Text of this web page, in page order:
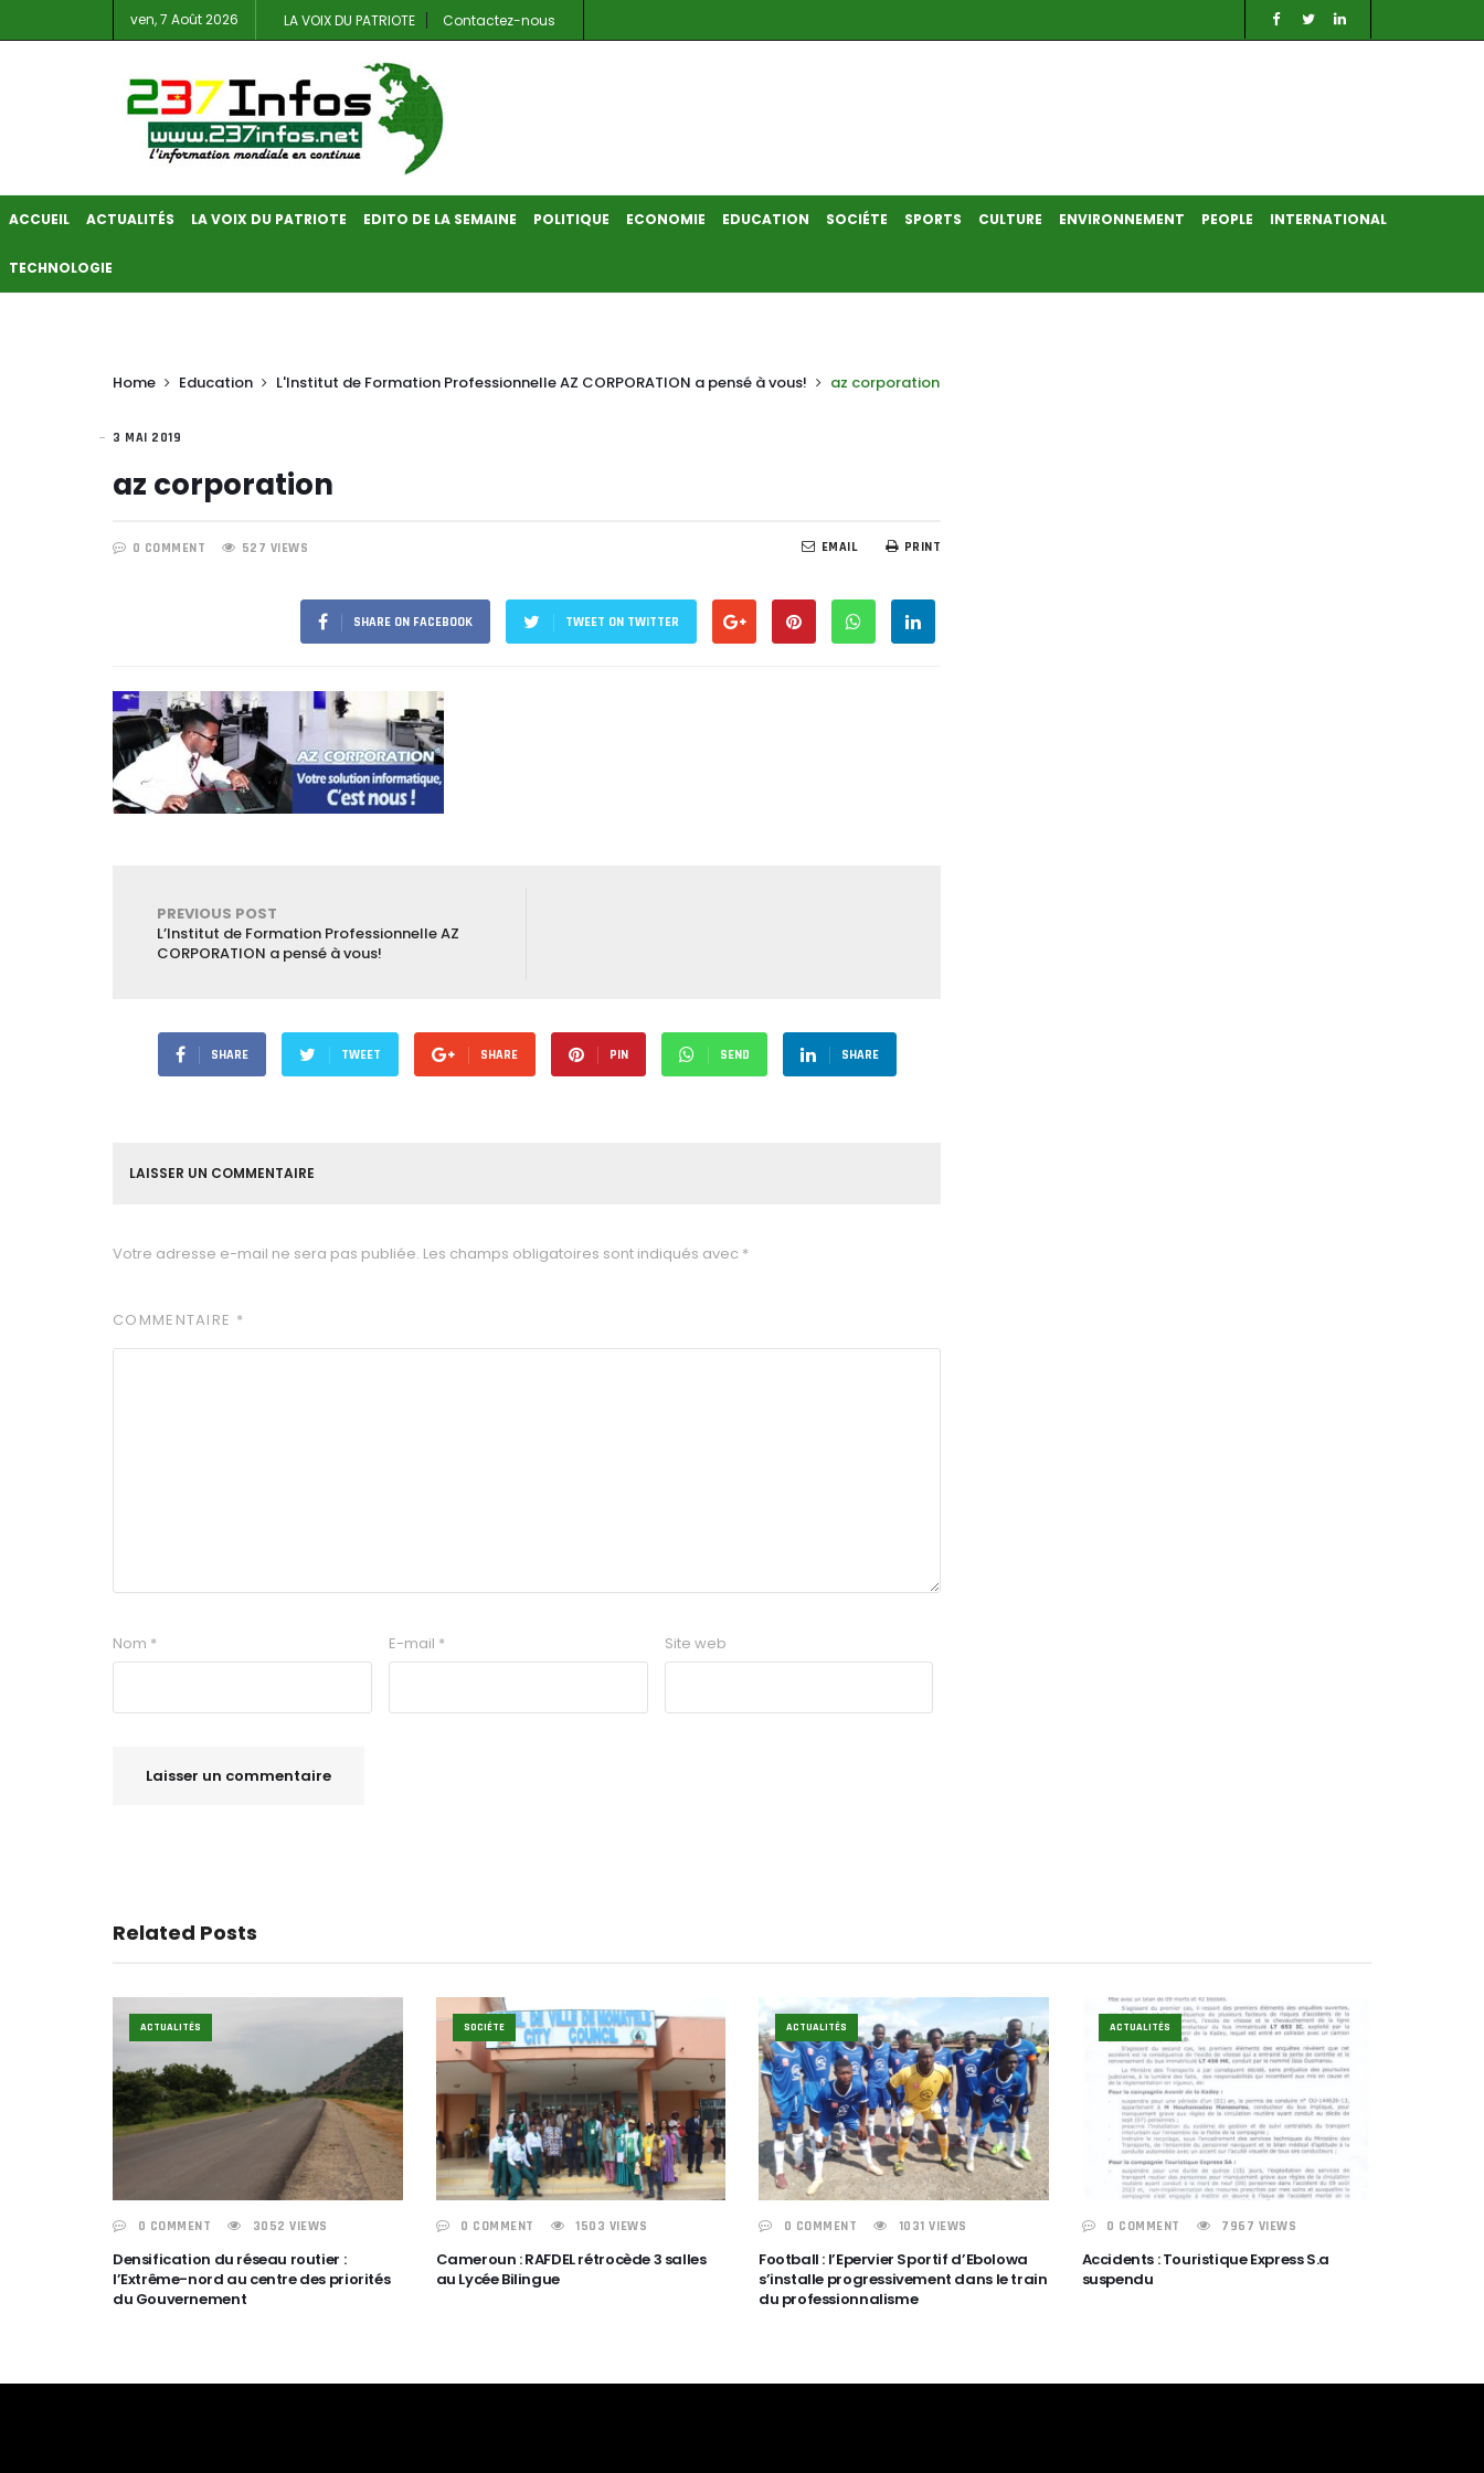
ven, 7 Août 2026 LA VOIX DU PATRIOTE Contactez-nous
ACCUEIL ACTUALITÉS LA VOIX DU PATRIOTE EDITO DE LA SEMAINE POLITIQUE ECONOMIE EDUCATION SOCIÉTE SPORTS CULTURE ENVIRONNEMENT PEOPLE INTERNATIONAL
TECHNOLOGIE
Home Education L'Institut de Formation Professionnelle AZ CORPORATION a pensé à vous! az corporation
3 MAI 2019
az corporation
0 COMMENT 527 VIEWS PRINT
EMAIL
SHARE ON FACEBOOK TWEET ON TWITTER
PREVIOUS POST
L’Institut de Formation Professionnelle AZ
CORPORATION a pensé à vous!
SHARE TWEET SHARE PIN SEND SHARE
LAISSER UN COMMENTAIRE
Votre adresse e-mail ne sera pas publiée. Les champs obligatoires sont indiqués avec *
COMMENTAIRE *
Nom * E-mail * Site web
Related Posts
ACTUALITÉS
0 COMMENT 3052 VIEWS
Densification du réseau routier :
l’Extrême-nord au centre des priorités
du Gouvernement
SOCIÉTE
0 COMMENT 1503 VIEWS
Cameroun : RAFDEL rétrocède 3 salles
au Lycée Bilingue
ACTUALITÉS
0 COMMENT 1031 VIEWS
Football : l’Epervier Sportif d’Ebolowa
s’installe progressivement dans le train
du professionnalisme
ACTUALITÉS
0 COMMENT 7967 VIEWS
Accidents : Touristique Express S.a
suspendu